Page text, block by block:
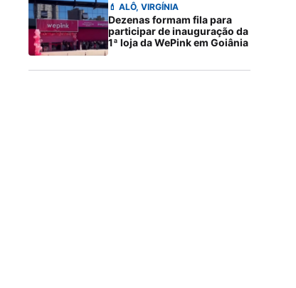
💄 ALÔ, VIRGÍNIA
Dezenas formam fila para
participar de inauguração da
1ª loja da WePink em Goiânia